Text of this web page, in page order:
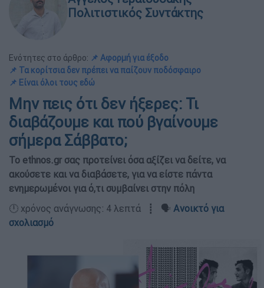
Πολιτιστικός Συντάκτης
Ενότητες στο άρθρο: 📌 Αφορμή για έξοδο
📌 Τα κορίτσια δεν πρέπει να παίζουν ποδόσφαιρο
📌 Είναι όλοι τους εδώ
Μην πεις ότι δεν ήξερες: Τι
διαβάζουμε και πού βγαίνουμε
σήμερα Σάββατο;
Το ethnos.gr σας προτείνει όσα αξίζει να δείτε, να
ακούσετε και να διαβάσετε, για να είστε πάντα
ενημερωμένοι για ό,τι συμβαίνει στην πόλη
🕛 χρόνος ανάγνωσης: 4 λεπτά ┋ 🗣️ Ανοικτό για
σχολιασμό